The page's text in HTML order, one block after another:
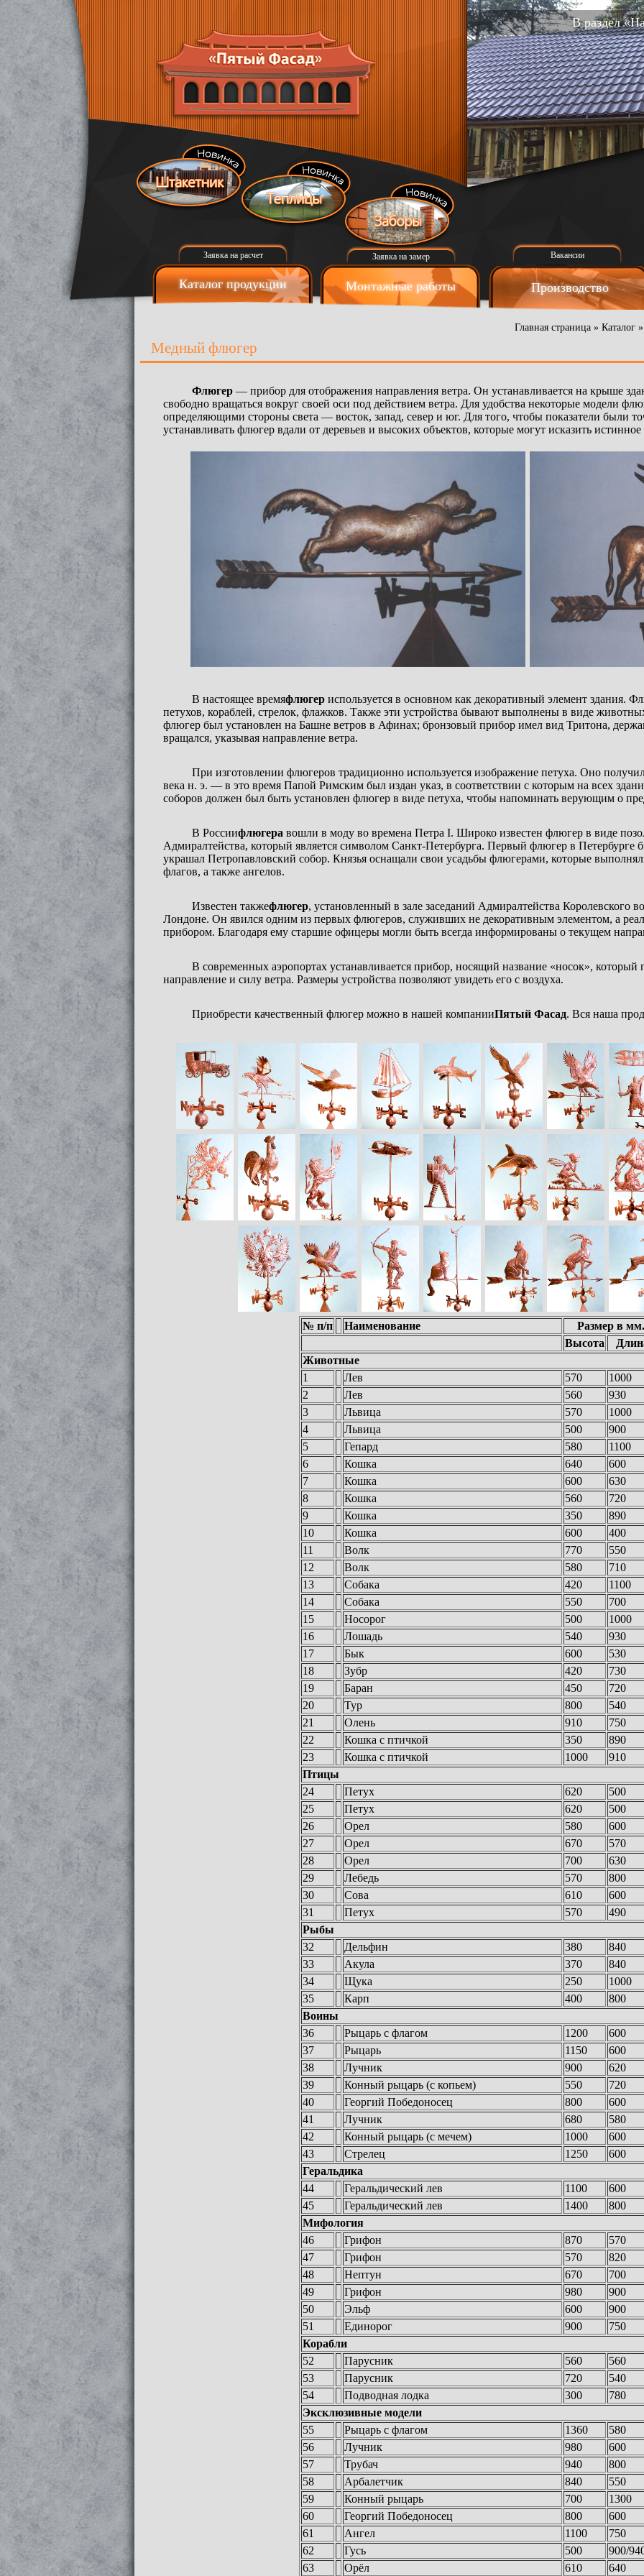
В раздел
Заявка на расчет Заявка на замер Вакансии
Каталог продукции Монтажные работы Производство
Главная страница » Каталог
Медный флюгер
Флюгер — прибор для отображения направления ветра. Он устанавливается на крыше
свободно вращаться вокруг своей оси под действием ветра. Для удобства некоторые модели
определяющими стороны света — восток, запад, север и юг. Для того, чтобы показатели были
устанавливать флюгер вдали от деревьев и высоких объектов, которые могут исказить
В настоящее времяфлюгер используется в основном как декоративный элемент здания.
петухов, кораблей, стрелок, флажков. Также эти устройства бывают выполнены в виде
флюгер был установлен на Башне ветров в Афинах; бронзовый прибор имел вид Тритона,
вращался, указывая направление ветра.
При изготовлении флюгеров традиционно используется изображение петуха. Оно
века н. э. — в это время Папой Римским был издан указ, в соответствии с которым на всех
соборов должен был быть установлен флюгер в виде петуха, чтобы напоминать верующим о
В Россиифлюгера вошли в моду во времена Петра I. Широко известен флюгер в виде
Адмиралтейства, который является символом Санкт-Петербурга. Первый флюгер в Петербурге
украшал Петропавловский собор. Князья оснащали свои усадьбы флюгерами, которые
флагов, а также ангелов.
Известен такжефлюгер, установленный в зале заседаний Адмиралтейства Королевского
Лондоне. Он явился одним из первых флюгеров, служивших не декоративным элементом, а
прибором. Благодаря ему старшие офицеры могли быть всегда информированы о текущем
В современных аэропортах устанавливается прибор, носящий название «носок», который
направление и силу ветра. Размеры устройства позволяют увидеть его с воздуха.
Приобрести качественный флюгер можно в нашей компанииПятый Фасад. Вся наша
№ п/п Наименование
Размер в мм.
Высота
Животные
1
Лев 570
1000
2
Лев 560
930
3
Львица 570
1000
4
Львица 500
900
5
Гепард 580
1100
6
Кошка 640
600
7
Кошка 600
630
8
Кошка 560
720
9
Кошка 350
890
10
Кошка 600
400
11
Волк 770
550
12
Волк 580
710
13
Собака 420
1100
14
Собака 550
700
15
Носорог 500
1000
16
Лошадь 540
930
17
Бык 600
530
18
Зубр 420
730
19
Баран 450
720
20
Тур 800
540
21
Олень 910
750
22
Кошка с птичкой 350
890
23
Кошка с птичкой 1000
910
Птицы
24
Петух 620
500
25
Петух 620
500
26
Орел 580
600
27
Орел 670
570
28
Орел 700
630
29
Лебедь 570
800
30
Сова 610
600
31
Петух 570
490
Рыбы
32
Дельфин 380
840
33
Акула 370
840
34
Щука 250
1000
35
Карп 400
800
Воины
36
Рыцарь с флагом 1200
600
37
Рыцарь 1150
600
38
Лучник 900
620
39
Конный рыцарь (с копьем) 550
720
40
Георгий Победоносец 800
600
41
Лучник 680
580
42
Конный рыцарь (с мечем) 1000
600
43
Стрелец 1250
600
Геральдика
44
Геральдический лев 1100
600
45
Геральдический лев 1400
800
Мифология
46
Грифон 870
570
47
Грифон 570
820
48
Нептун 670
700
49
Грифон 980
900
50
Эльф 600
900
51
Единорог 900
750
Корабли
52
Парусник 560
560
53
Парусник 720
540
54
Подводная лодка 300
780
Эксклюзивные модели
55
Рыцарь с флагом 1360
580
56
Лучник 980
600
57
Трубач 940
800
58
Арбалетчик 840
550
59
Конный рыцарь 700
1300
60
Георгий Победоносец 800
600
61
Ангел 1100
750
62
Гусь 500
900/
63
Орёл 610 640